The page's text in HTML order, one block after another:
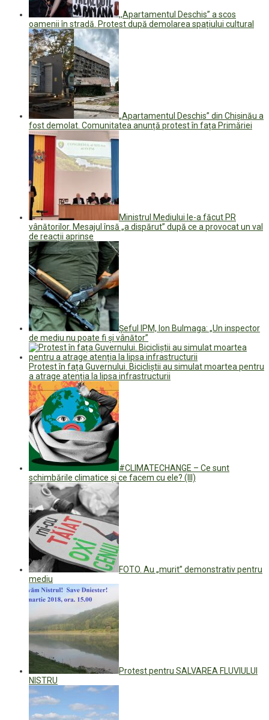
,,Apartamentul Deschis” a scos
oamenii în stradă. Protest după demolarea spațiului cultural
„Apartamentul Deschis” din Chișinău a
fost demolat. Comunitatea anunță protest în fața Primăriei
Ministrul Mediului le-a făcut PR
vânătorilor. Mesajul însă „a dispărut” după ce a provocat un val
de reacții aprinse
Şeful IPM, Ion Bulmaga: „Un inspector
de mediu nu poate fi şi vânător”
Protest în fața Guvernului. Bicicliștii au simulat moartea pentru
a atrage atenția la lipsa infrastructurii
#CLIMATECHANGE – Ce sunt
schimbările climatice și ce facem cu ele? (III)
FOTO. Au „murit” demonstrativ pentru
mediu
Protest pentru SALVAREA FLUVIULUI
NISTRU